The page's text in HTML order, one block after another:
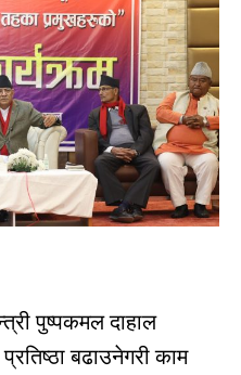
पुष्पकमल दाहाल
बढाउनेगरी काम